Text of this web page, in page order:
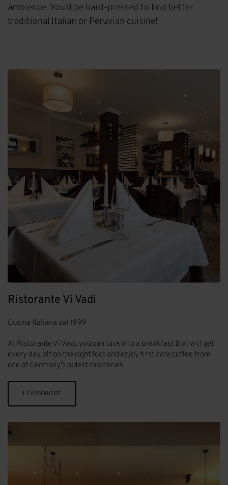
ambience. You’d be hard-pressed to find better
traditional Italian or Peruvian cuisine!
Ristorante Vi Vadi
Cucina Italiana dal 1999
At Ristorante Vi Vadi, you can tuck into a breakfast that will get
every day off on the right foot and enjoy first-rate coffee from
one of Germany's oldest roasteries.
LEARN MORE